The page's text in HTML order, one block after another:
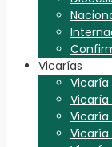
Vicarías
Vicaría
Vicaría
Vicaría
Vicaría